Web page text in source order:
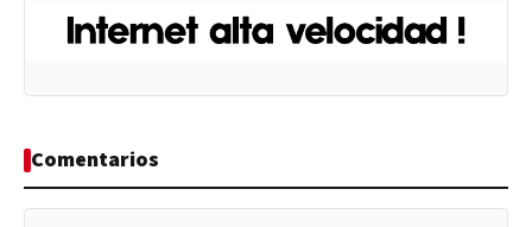
Comentarios